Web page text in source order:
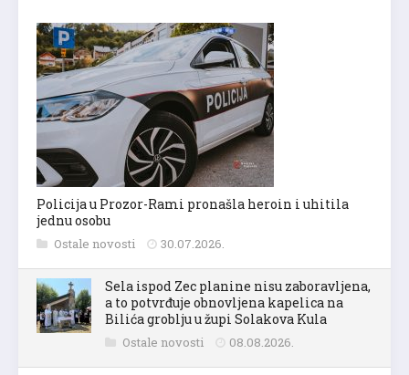
Policija u Prozor-Rami pronašla heroin i uhitila
jednu osobu
Ostale novosti 30.07.2026.
Sela ispod Zec planine nisu zaboravljena,
a to potvrđuje obnovljena kapelica na
Bilića groblju u župi Solakova Kula
Ostale novosti 08.08.2026.